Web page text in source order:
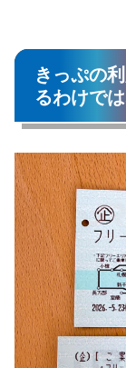
きっぷの
るわけで